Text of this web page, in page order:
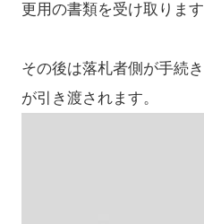
更用の書類を受け取ります
その後は落札者側が手続
が引き渡されます。